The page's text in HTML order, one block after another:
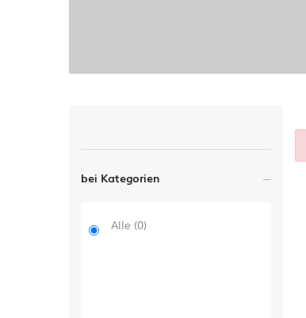
bei Kategorien
Alle (0)